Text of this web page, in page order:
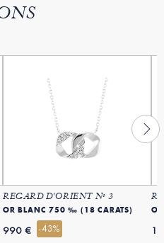
REGARD D'ORIENT Nº 3
OR BLANC 750 ‰ (18 CARATS)
990 € -43%